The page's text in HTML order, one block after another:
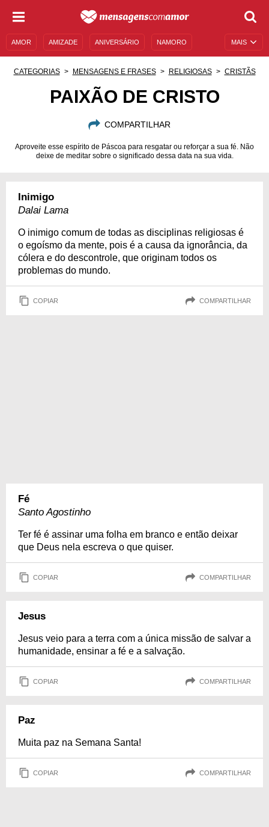
MAIS
AMOR AMIZADE ANIVERSÁRIO NAMORO
AUTOAJUDA
CATEGORIAS MENSAGENS E FRASES RELIGIOSAS CRISTÃS
PAIXÃO DE CRISTO
COMPARTILHAR
Aproveite esse espírito de Páscoa para resgatar ou reforçar a sua fé. Não
deixe de meditar sobre o significado dessa data na sua vida.
Inimigo
Dalai Lama
O inimigo comum de todas as disciplinas religiosas é
o egoísmo da mente, pois é a causa da ignorância, da
cólera e do descontrole, que originam todos os
problemas do mundo.
COPIAR COMPARTILHAR
Fé
Santo Agostinho
Ter fé é assinar uma folha em branco e então deixar
que Deus nela escreva o que quiser.
COPIAR COMPARTILHAR
Jesus
Jesus veio para a terra com a única missão de salvar a
humanidade, ensinar a fé e a salvação.
COPIAR COMPARTILHAR
Paz
Muita paz na Semana Santa!
COPIAR COMPARTILHAR